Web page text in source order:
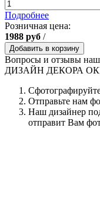
Подробнее
Розничная цена:
1988 руб /
Добавить в корзину
Вопросы и отзывы
ДИЗАЙН ДЕКОРА
Отправьте нам
Наш дизайнер
отправит Вам